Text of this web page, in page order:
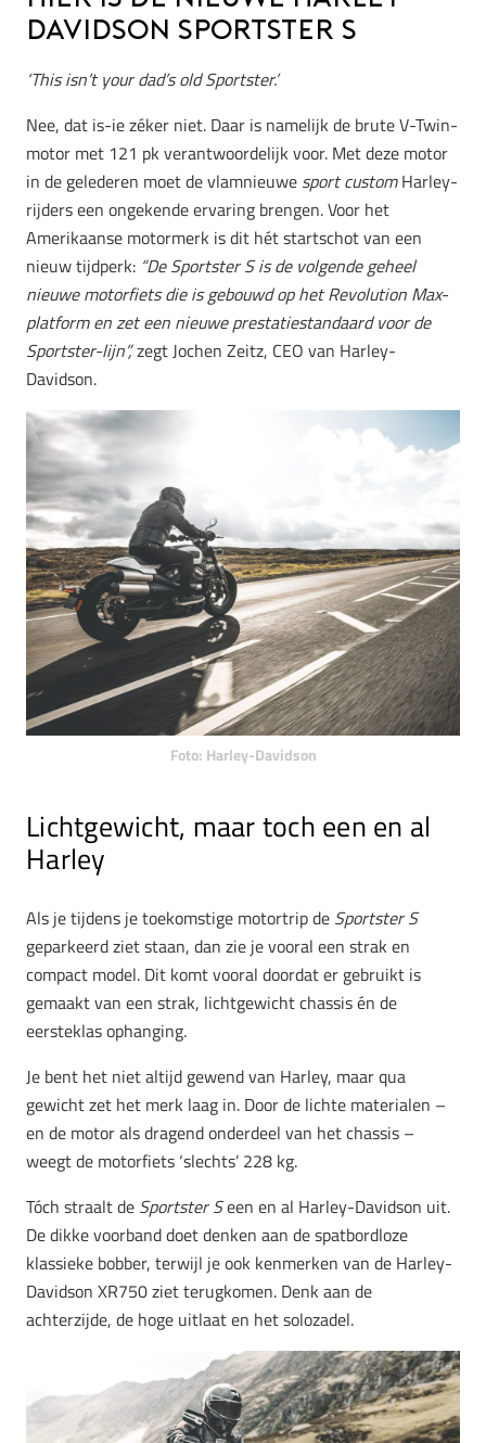
Davidson Sportster S
‘This isn’t your dad’s old Sportster.’
Nee, dat is-ie zéker niet. Daar is namelijk de brute V-Twin-
motor met 121 pk verantwoordelijk voor. Met deze motor
in de gelederen moet de vlamnieuwe sport customHarley-
rijders een ongekende ervaring brengen. Voor het
Amerikaanse motormerk is dit hét startschot van een
nieuw tijdperk: “De Sportster S is de volgende geheel
nieuwe motorfiets die is gebouwd op het Revolution Max-
platform en zet een nieuwe prestatiestandaard voor de
Sportster-lijn”,zegt Jochen Zeitz, CEO van Harley-
Davidson.
Foto: Harley-Davidson
Lichtgewicht, maar toch een en al
Harley
Als je tijdens je toekomstige motortrip de Sportster S
geparkeerd ziet staan, dan zie je vooral een strak en
compact model. Dit komt vooral doordat er gebruikt is
gemaakt van een strak, lichtgewicht chassis én de
eersteklas ophanging.
Je bent het niet altijd gewend van Harley, maar qua
gewicht zet het merk laag in. Door de lichte materialen –
en de motor als dragend onderdeel van het chassis –
weegt de motorfiets ‘slechts’ 228 kg.
Tóch straalt de Sportster Seen en al Harley-Davidson uit.
De dikke voorband doet denken aan de spatbordloze
klassieke bobber, terwijl je ook kenmerken van de Harley-
Davidson XR750 ziet terugkomen. Denk aan de
achterzijde, de hoge uitlaat en het solozadel.